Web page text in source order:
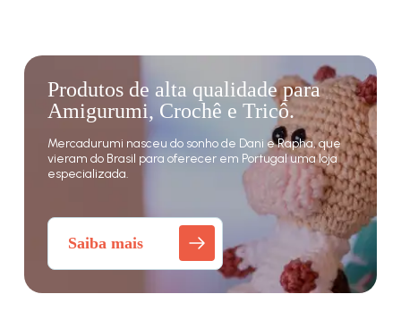
Produtos de alta qualidade para
Amigurumi, Crochê e Tricô.
Mercadurumi nasceu do sonho de Dani e Rapha, que
vieram do Brasil para oferecer em Portugal uma loja
especializada.
Saiba mais